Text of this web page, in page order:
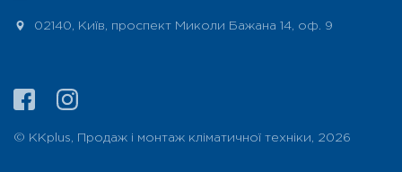
02140, Київ, проспект Миколи Бажана 14, оф. 9
© ККplus, Продаж і монтаж кліматичної техніки, 2026